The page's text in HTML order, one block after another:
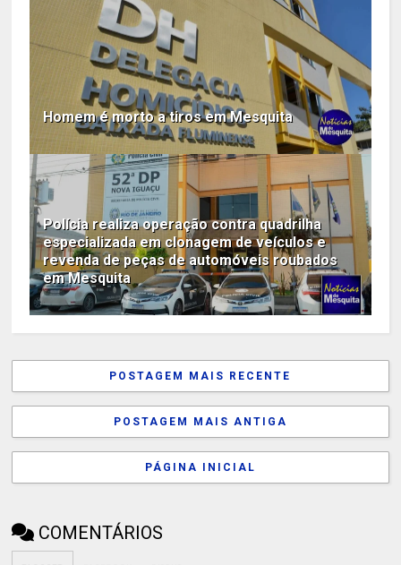
Homem é morto a tiros em Mesquita
Polícia realiza operação contra quadrilha
especializada em clonagem de veículos e
revenda de peças de automóveis roubados
em Mesquita
POSTAGEM MAIS RECENTE
POSTAGEM MAIS ANTIGA
PÁGINA INICIAL
COMENTÁRIOS